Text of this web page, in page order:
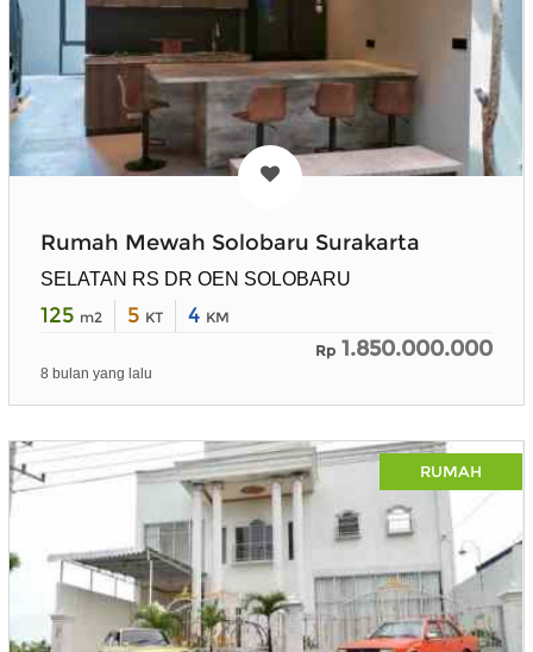
Rumah Mewah Solobaru Surakarta
SELATAN RS DR OEN SOLOBARU
125 m2 5 KT 4 KM
Rp 1.850.000.000
8 bulan yang lalu
RUMAH